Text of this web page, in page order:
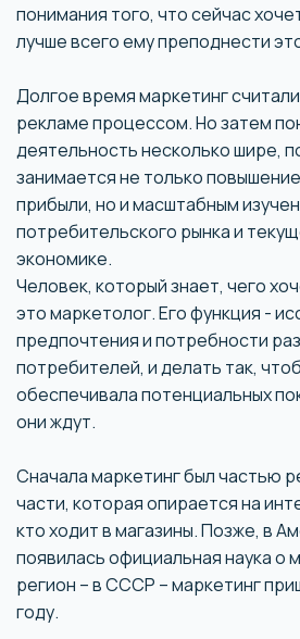
понимания того, что сейчас
лучше всего ему преподнести
Долгое время маркетинг
рекламе процессом. Но затем
деятельность несколько шире,
занимается не только
прибыли, но и масштабным
потребительского рынка и
экономике.
Человек, который знает, чего
это маркетолог. Его функция -
предпочтения и потребности
потребителей, и делать так,
обеспечивала потенциальных
они ждут.
Сначала маркетинг был частью
части, которая опирается на
кто ходит в магазины. Позже, в
появилась официальная наука о
регион – в СССР – маркетинг
году.